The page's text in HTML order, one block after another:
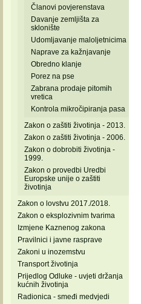
Članovi povjerenstava
Davanje zemljišta za
sklonište
Udomljavanje maloljetnicima
Naprave za kažnjavanje
Obredno klanje
Porez na pse
Zabrana prodaje pitomih
vretica
Kontrola mikročipiranja pasa
Zakon o zaštiti životinja - 2013.
Zakon o zaštiti životinja - 2006.
Zakon o dobrobiti životinja -
1999.
Zakon o provedbi Uredbi
Europske unije o zaštiti
životinja
Zakon o lovstvu 2017./2018.
Zakon o eksplozivnim tvarima
Izmjene Kaznenog zakona
Pravilnici i javne rasprave
Zakoni u inozemstvu
Transport životinja
Prijedlog Odluke - uvjeti držanja
kućnih životinja
Radionica - smeđi medvjedi